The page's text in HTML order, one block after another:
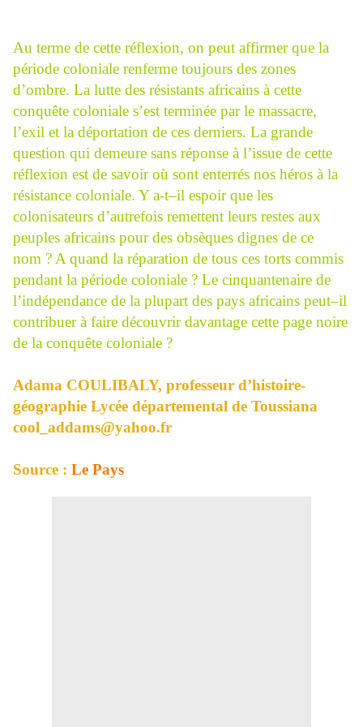
Au terme de cette réflexion, on peut affirmer que la
période coloniale renferme toujours des zones
d’ombre. La lutte des résistants africains à cette
conquête coloniale s’est terminée par le massacre,
l’exil et la déportation de ces derniers. La grande
question qui demeure sans réponse à l’issue de cette
réflexion est de savoir où sont enterrés nos héros à la
résistance coloniale. Y a-t–il espoir que les
colonisateurs d’autrefois remettent leurs restes aux
peuples africains pour des obsèques dignes de ce
nom ? A quand la réparation de tous ces torts commis
pendant la période coloniale ? Le cinquantenaire de
l’indépendance de la plupart des pays africains peut–il
contribuer à faire découvrir davantage cette page noire
de la conquête coloniale ?
Adama COULIBALY, professeur d’histoire-
géographie Lycée départemental de Toussiana
cool_addams@yahoo.fr
Source : Le Pays